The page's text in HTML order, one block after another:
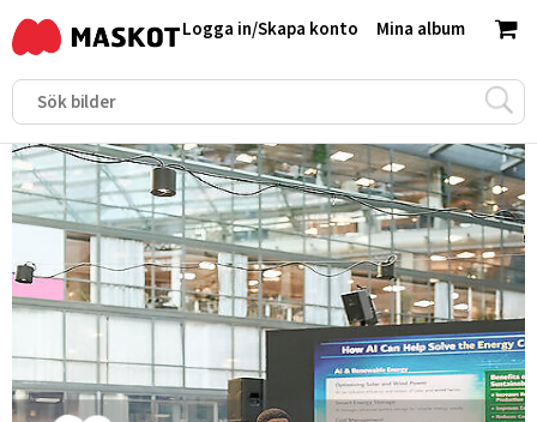
Mina album
Logga in/Skapa konto